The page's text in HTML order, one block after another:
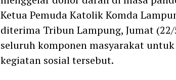
Ketua Pemuda Katolik Komda
diterima Tribun Lampung, Jumat
seluruh komponen masyarakat
kegiatan sosial tersebut.